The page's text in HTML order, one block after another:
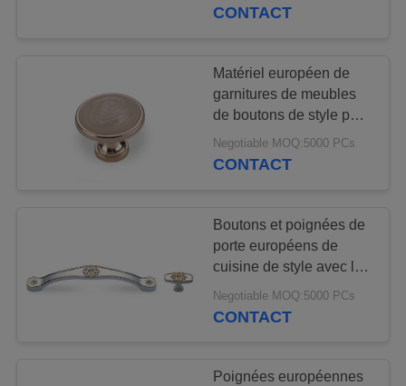
QUALITÉ
CONTACTEZ-
UNE
CITATION
Glissières étroites
molles de tiroir
Charnières de porte
79
CONTACT
Matériel européen de
garnitures de meubles
de boutons de style pour
de diverses couleurs de
Cabinet/de tireurs
Negotiable MOQ:5000 PCs
CONTACT
Boutons et poignées de
porte européens de
cuisine de style avec le
matériel en alliage de
zinc
Negotiable MOQ:5000 PCs
CONTACT
Poignées européennes